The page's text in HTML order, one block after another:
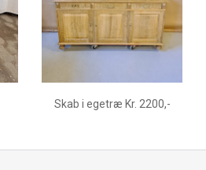
Skab i egetræ Kr. 2200,-